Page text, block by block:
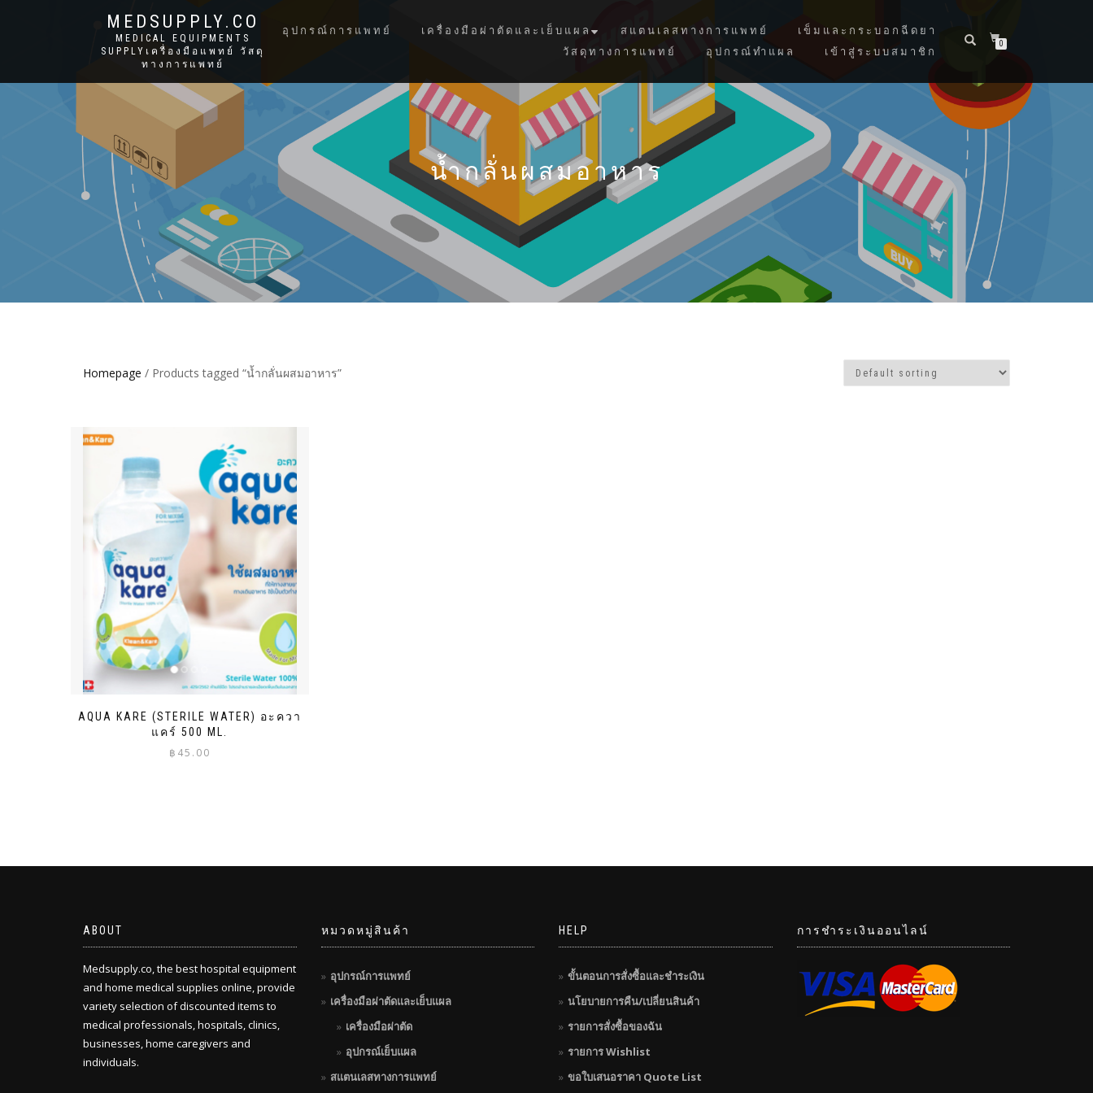
MEDSUPPLY.CO
MEDICAL EQUIPMENTS
SUPPLYเครื่องมือแพทย์ วัสดุ
ทางการแพทย์
อุปกรณ์การแพทย์ เครื่องมือผ่าตัดและเย็บแผล สแตนเลสทางการแพทย์
เข็มและกระบอกฉีดยา
วัสดุทางการแพทย์
อุปกรณ์ทำแผล เข้าสู่ระบบสมาชิก
0
น้ำกลั่นผสมอาหาร
Homepage / Products tagged “น้ำกลั่นผสมอาหาร”
AQUA KARE (STERILE WATER) อะควา
แคร์ 500 ML.
฿ 45.00
ABOUT
Medsupply.co, the best hospital equipment
and home medical supplies online, provide
variety selection of discounted items to
medical professionals, hospitals, clinics,
businesses, home caregivers and
individuals.
หมวดหมู่สินค้า
อุปกรณ์การแพทย์
เครื่องมือผ่าตัดและเย็บแผล
เครื่องมือผ่าตัด
อุปกรณ์เย็บแผล
สแตนเลสทางการแพทย์
HELP
ขั้นตอนการสั่งซื้อและชำระเงิน
นโยบายการคืน/เปลี่ยนสินค้า
รายการสั่งซื้อของฉัน
รายการ Wishlist
ขอใบเสนอราคา Quote List
การชำระเงินออนไลน์